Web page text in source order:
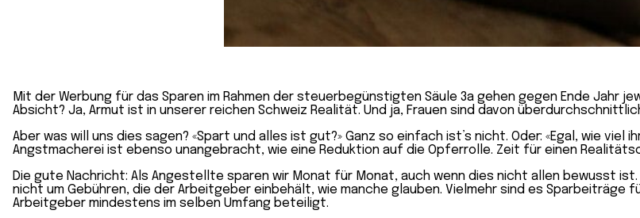
Mit der Werbung für das Sparen im Rahmen der steuerbegünstigten Säule 3a gehen gegen Ende Jahr
Absicht? Ja, Armut ist in unserer reichen Schweiz Realität. Und ja, Frauen sind davon
Aber was will uns dies sagen? «Spart und alles ist gut?» Ganz so einfach ist’s nicht. Oder: «Egal, wie viel
Angstmacherei ist ebenso unangebracht, wie eine Reduktion auf die Opferrolle. Zeit für einen
Die gute Nachricht: Als Angestellte sparen wir Monat für Monat, auch wenn dies nicht allen bewusst
nicht um Gebühren, die der Arbeitgeber einbehält, wie manche glauben. Vielmehr sind es
Arbeitgeber mindestens im selben Umfang beteiligt.